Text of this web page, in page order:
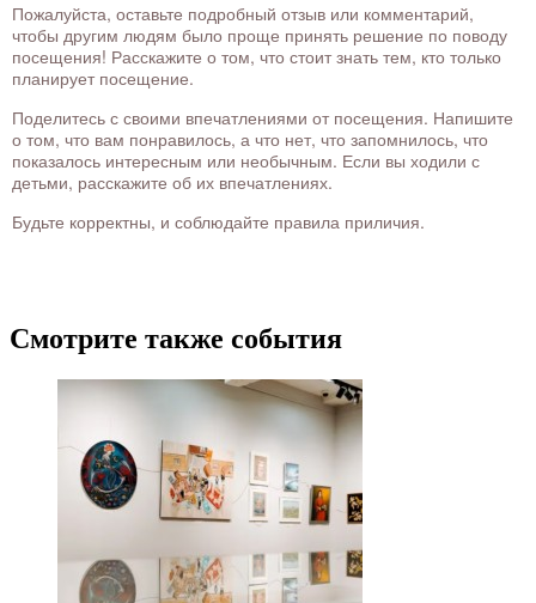
Пожалуйста, оставьте подробный отзыв или комментарий,
чтобы другим людям было проще принять решение по поводу
посещения! Расскажите о том, что стоит знать тем, кто только
планирует посещение.
Поделитесь с своими впечатлениями от посещения. Напишите
о том, что вам понравилось, а что нет, что запомнилось, что
показалось интересным или необычным. Если вы ходили с
детьми, расскажите об их впечатлениях.
Будьте корректны, и соблюдайте правила приличия.
Смотрите также события